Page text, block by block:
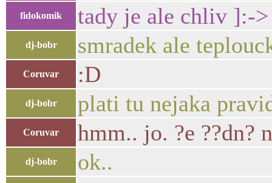
fidokomik tady je ale chliv ]:->
dj-bobr smradek ale
Coruvar :D
dj-bobr plati tu nejaka
Coruvar hmm.. jo. ?e ??dn?
dj-bobr ok..